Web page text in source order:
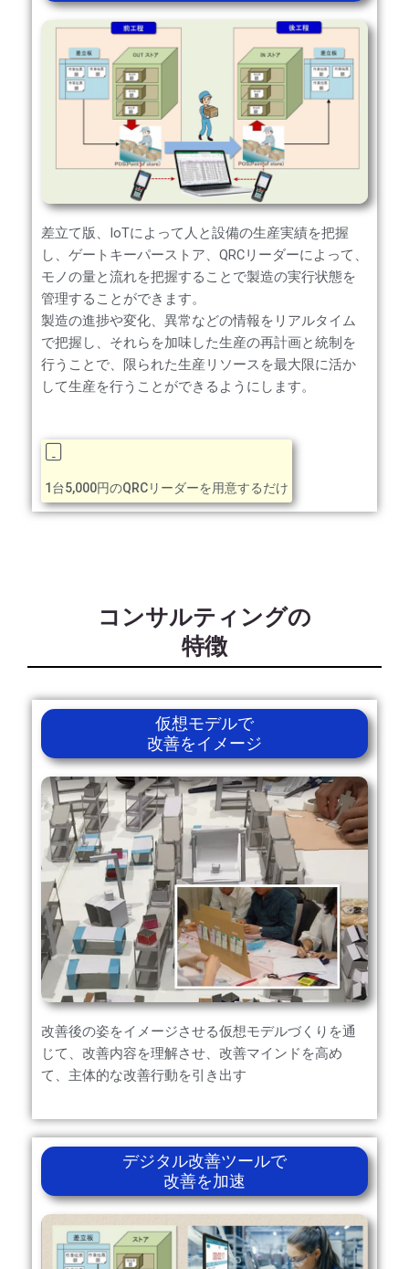
差立て版、IoTによって人と設備の生産実績を把握
し、ゲートキーパーストア、QRCリーダーによって、
モノの量と流れを把握することで製造の実行状態を
管理することができます。
製造の進捗や変化、異常などの情報をリアルタイム
で把握し、それらを加味した生産の再計画と統制を
行うことで、限られた生産リソースを最大限に活か
して生産を行うことができるようにします。
1台5,000円のQRCリーダーを用意するだけ
コンサルティングの
特徴
仮想モデルで
改善をイメージ
改善後の姿をイメージさせる仮想モデルづくりを通
じて、改善内容を理解させ、改善マインドを高め
て、主体的な改善行動を引き出す
デジタル改善ツールで
改善を加速